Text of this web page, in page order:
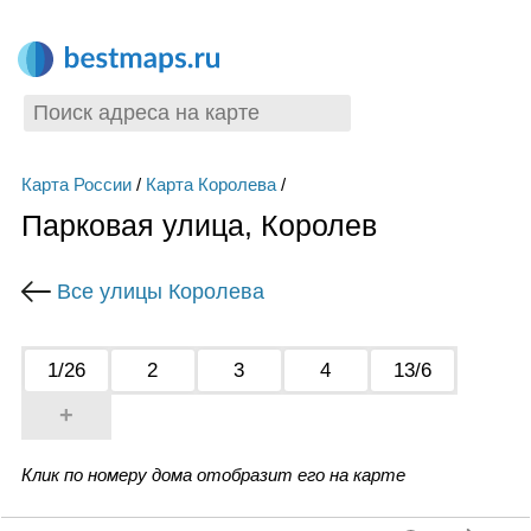
Карта России/ Карта Королева/
Парковая улица, Королев
Все улицы Королева
1/26 2 3 4 13/6
+
Клик по номеру дома отобразит его на карте